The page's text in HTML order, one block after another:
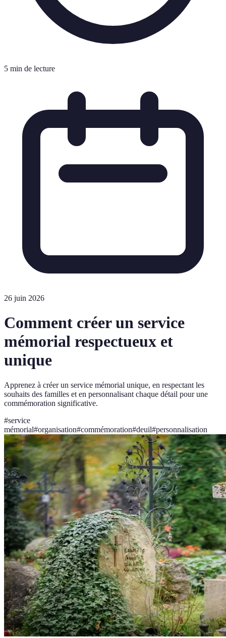
5 min de lecture
26 juin 2026
Comment créer un service
mémorial respectueux et
unique
Apprenez à créer un service mémorial unique, en respectant les
souhaits des familles et en personnalisant chaque détail pour une
commémoration significative.
#service
mémorial#organisation#commémoration#deuil#personnalisation